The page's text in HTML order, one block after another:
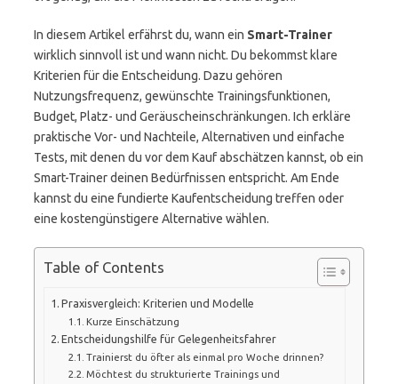
In diesem Artikel erfährst du, wann ein Smart-Trainer
wirklich sinnvoll ist und wann nicht. Du bekommst klare
Kriterien für die Entscheidung. Dazu gehören
Nutzungsfrequenz, gewünschte Trainingsfunktionen,
Budget, Platz- und Geräuscheinschränkungen. Ich erkläre
praktische Vor- und Nachteile, Alternativen und einfache
Tests, mit denen du vor dem Kauf abschätzen kannst, ob ein
Smart-Trainer deinen Bedürfnissen entspricht. Am Ende
kannst du eine fundierte Kaufentscheidung treffen oder
eine kostengünstigere Alternative wählen.
Table of Contents
Praxisvergleich: Kriterien und Modelle
Kurze Einschätzung
Entscheidungshilfe für Gelegenheitsfahrer
Trainierst du öfter als einmal pro Woche drinnen?
Möchtest du strukturierte Trainings und